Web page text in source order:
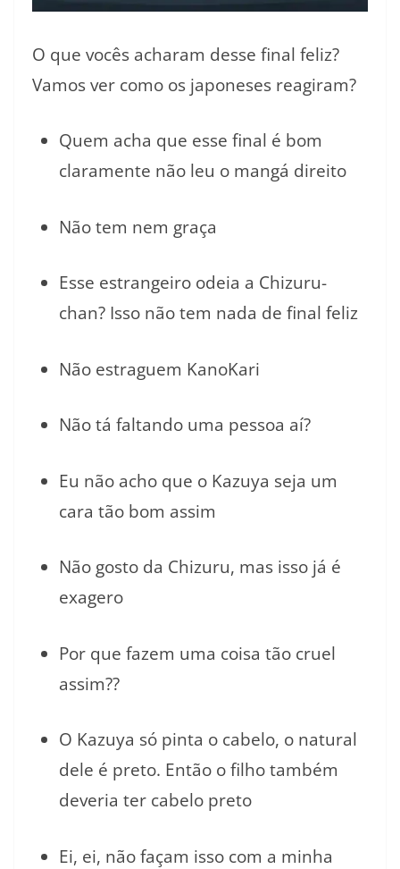
O que vocês acharam desse final feliz?
Vamos ver como os japoneses reagiram?
Quem acha que esse final é bom
claramente não leu o mangá direito
Não tem nem graça
Esse estrangeiro odeia a Chizuru-
chan? Isso não tem nada de final feliz
Não estraguem KanoKari
Não tá faltando uma pessoa aí?
Eu não acho que o Kazuya seja um
cara tão bom assim
Não gosto da Chizuru, mas isso já é
exagero
Por que fazem uma coisa tão cruel
assim??
O Kazuya só pinta o cabelo, o natural
dele é preto. Então o filho também
deveria ter cabelo preto
Ei, ei, não façam isso com a minha